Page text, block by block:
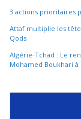
3 actions prioritaires
Attaf multiplie les
Qods
Algérie-Tchad : Le
Mohamed Boukhari à